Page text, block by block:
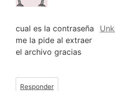
cual es la contraseña
me la pide al extraer
el archivo gracias
Responder